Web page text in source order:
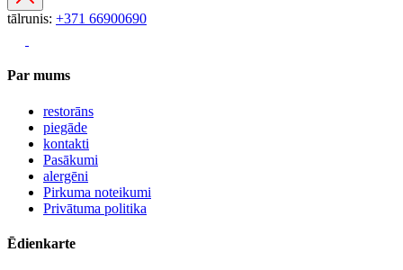
tālrunis: +371 66900690
Par mums
restorāns
piegāde
kontakti
Pasākumi
alergēni
Pirkuma noteikumi
Privātuma politika
Ēdienkarte